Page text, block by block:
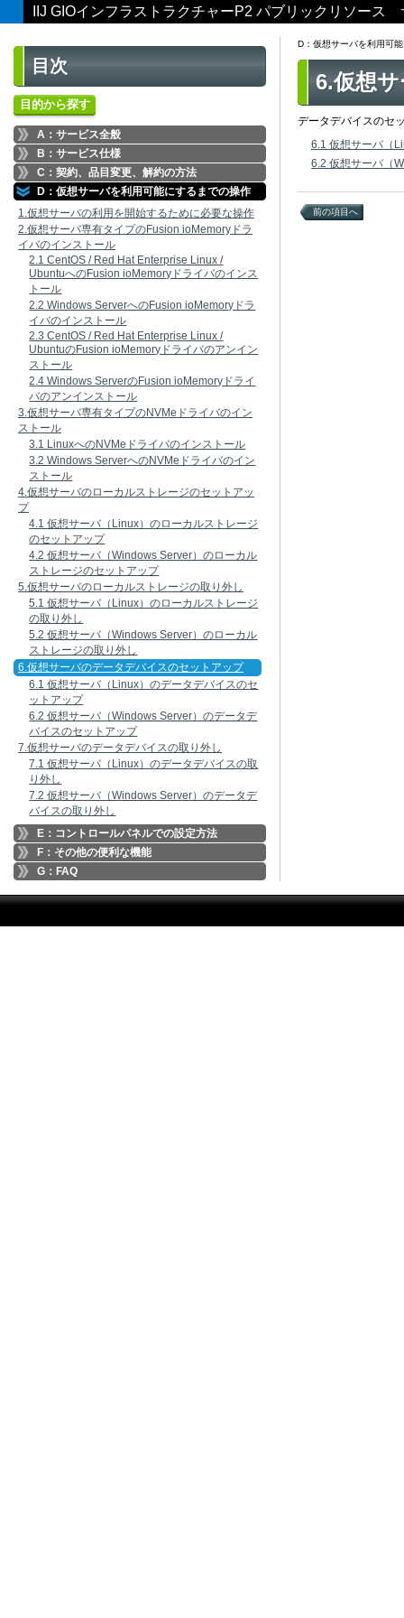
IIJ GIOインフラストラクチャーP2 パブリックリソース
目次
目的から探す
A：サービス全般
B：サービス仕様
C：契約、品目変更、解約の方法
D：仮想サーバを利用可能にするまでの操作
1.仮想サーバの利用を開始するために必要な操作
2.仮想サーバ専有タイプのFusion ioMemoryドラ
イバのインストール
2.1 CentOS / Red Hat Enterprise Linux /
UbuntuへのFusion ioMemoryドライバのインス
トール
2.2 Windows ServerへのFusion ioMemoryドラ
イバのインストール
2.3 CentOS / Red Hat Enterprise Linux /
UbuntuのFusion ioMemoryドライバのアンイン
ストール
2.4 Windows ServerのFusion ioMemoryドライ
バのアンインストール
3.仮想サーバ専有タイプのNVMeドライバのイン
ストール
3.1 LinuxへのNVMeドライバのインストール
3.2 Windows ServerへのNVMeドライバのイン
ストール
4.仮想サーバのローカルストレージのセットアッ
プ
4.1 仮想サーバ（Linux）のローカルストレージ
のセットアップ
4.2 仮想サーバ（Windows Server）のローカル
ストレージのセットアップ
5.仮想サーバのローカルストレージの取り外し
5.1 仮想サーバ（Linux）のローカルストレージ
の取り外し
5.2 仮想サーバ（Windows Server）のローカル
ストレージの取り外し
6.仮想サーバのデータデバイスのセットアップ
6.1 仮想サーバ（Linux）のデータデバイスのセ
ットアップ
6.2 仮想サーバ（Windows Server）のデータデ
バイスのセットアップ
7.仮想サーバのデータデバイスの取り外し
7.1 仮想サーバ（Linux）のデータデバイスの取
り外し
7.2 仮想サーバ（Windows Server）のデータデ
バイスの取り外し
E：コントロールパネルでの設定方法
F：その他の便利な機能
G：FAQ
D：仮想サーバを利用可
6.仮想
データデバイスのセ
6.1 仮想サーバ（
6.2 仮想サーバ（
前の項目へ